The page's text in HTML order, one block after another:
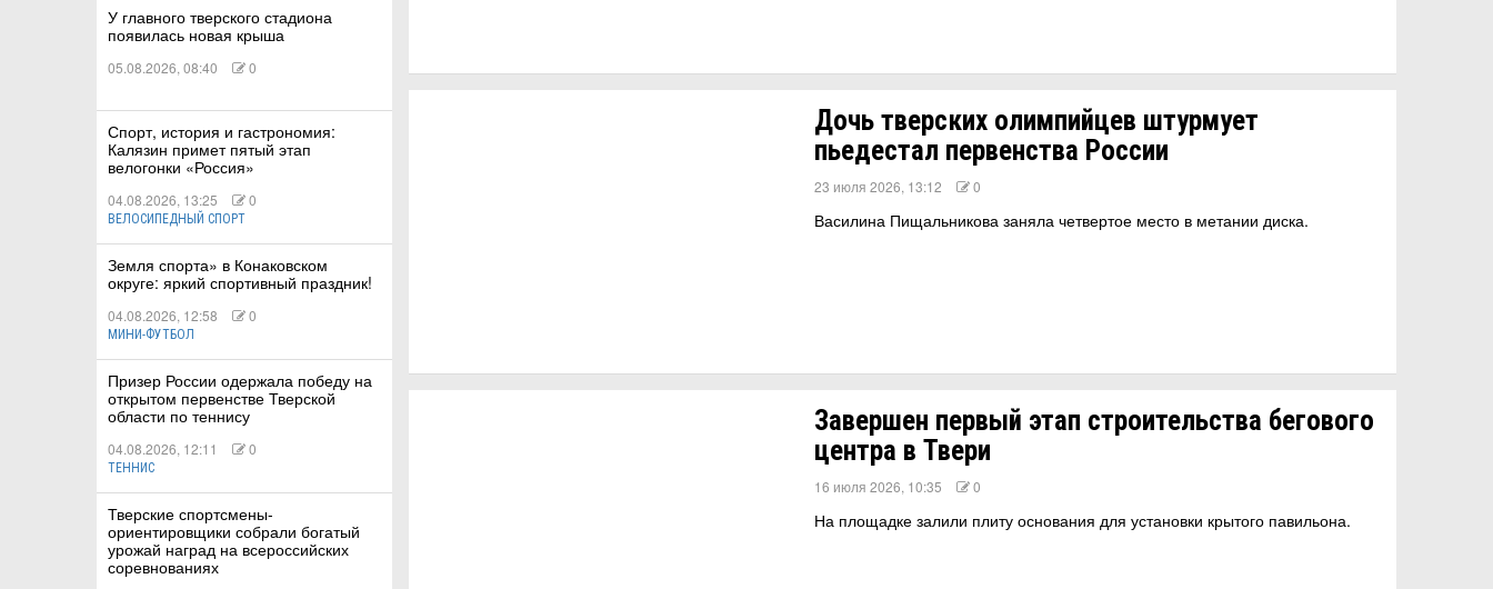
У главного тверского стадиона
появилась новая крыша
05.08.2026, 08:40 0
Спорт, история и гастрономия:
Калязин примет пятый этап
велогонки «Россия»
04.08.2026, 13:25 0
ВЕЛОСИПЕДНЫЙ СПОРТ
Земля спорта» в Конаковском
округе: яркий спортивный праздник!
04.08.2026, 12:58 0
МИНИ-ФУТБОЛ
Призер России одержала победу на
открытом первенстве Тверской
области по теннису
04.08.2026, 12:11 0
ТЕННИС
Тверские спортсмены-
ориентировщики собрали богатый
урожай наград на всероссийских
соревнованиях
Дочь тверских олимпийцев штурмует
пьедестал первенства России
23 июля 2026, 13:12 0
Василина Пищальникова заняла четвертое место в метании диска.
Завершен первый этап строительства бегового
центра в Твери
16 июля 2026, 10:35 0
На площадке залили плиту основания для установки крытого павильона.